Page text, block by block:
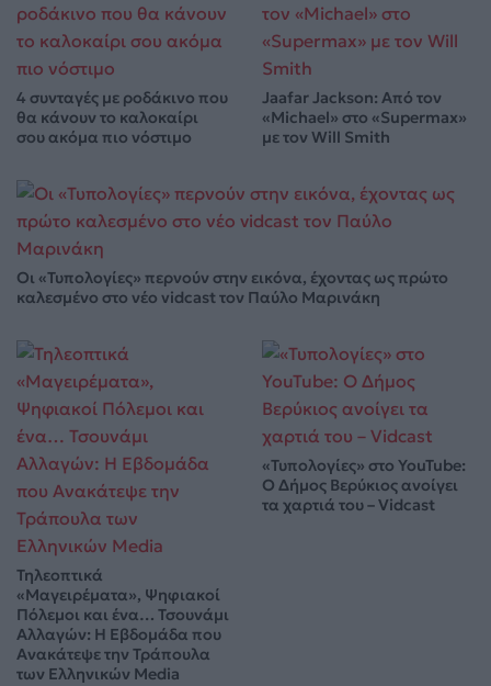
4 συνταγές με ροδάκινο που
θα κάνουν το καλοκαίρι
σου ακόμα πιο νόστιμο
Jaafar Jackson: Από τον
«Michael» στο «Supermax»
με τον Will Smith
Οι «Τυπολογίες» περνούν στην εικόνα, έχοντας ως πρώτο
καλεσμένο στο νέο vidcast τον Παύλο Μαρινάκη
Τηλεοπτικά
«Μαγειρέματα», Ψηφιακοί
Πόλεμοι και ένα… Τσουνάμι
Αλλαγών: Η Εβδομάδα που
Ανακάτεψε την Τράπουλα
των Ελληνικών Media
«Τυπολογίες» στο YouTube:
Ο Δήμος Βερύκιος ανοίγει
τα χαρτιά του – Vidcast